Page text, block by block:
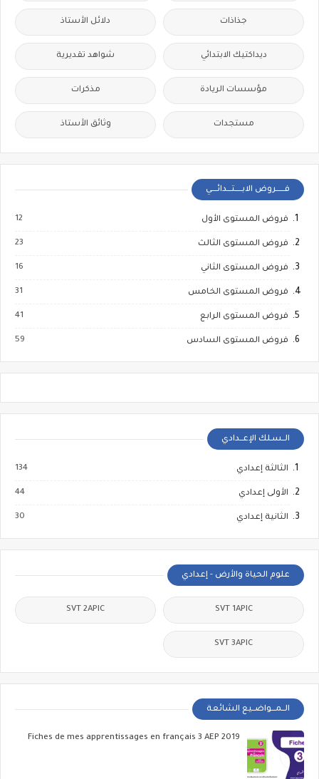
جذاذات دلائل الأستاذ
ديداكتيك الابتدائي شواهد تقديرية
مؤسسات الريادة مذكرات
مستجدات وثائق الأستاذ
فــــــروض الابـــــتـــدائــــي
فروض المستوى الأول 12
فروض المستوى الثالث 23
فروض المستوى الثاني 16
فروض المستوى الخامس 31
فروض المستوى الرابع 41
فروض المستوى السادس 59
الــسـلك الإعــدادي
الثالثة إعدادي 134
الأولى إعدادي 44
الثانية إعدادي 30
علوم الحياة والأرض - إعدادي
SVT 1APIC
SVT 2APIC
SVT 3APIC
الــمـــواضــيع الشائعة
Fiches de mes apprentissages en français 3 AEP 2019